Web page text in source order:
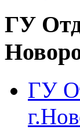
ГУ
ГУ